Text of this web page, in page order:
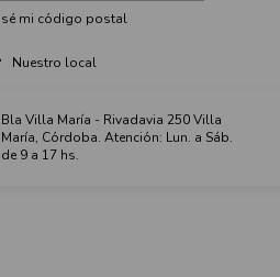
mi código postal
Nuestro local
Bla Villa María - Rivadavia 250 Villa
María, Córdoba. Atención: Lun. a Sáb.
de 9 a 17 hs.